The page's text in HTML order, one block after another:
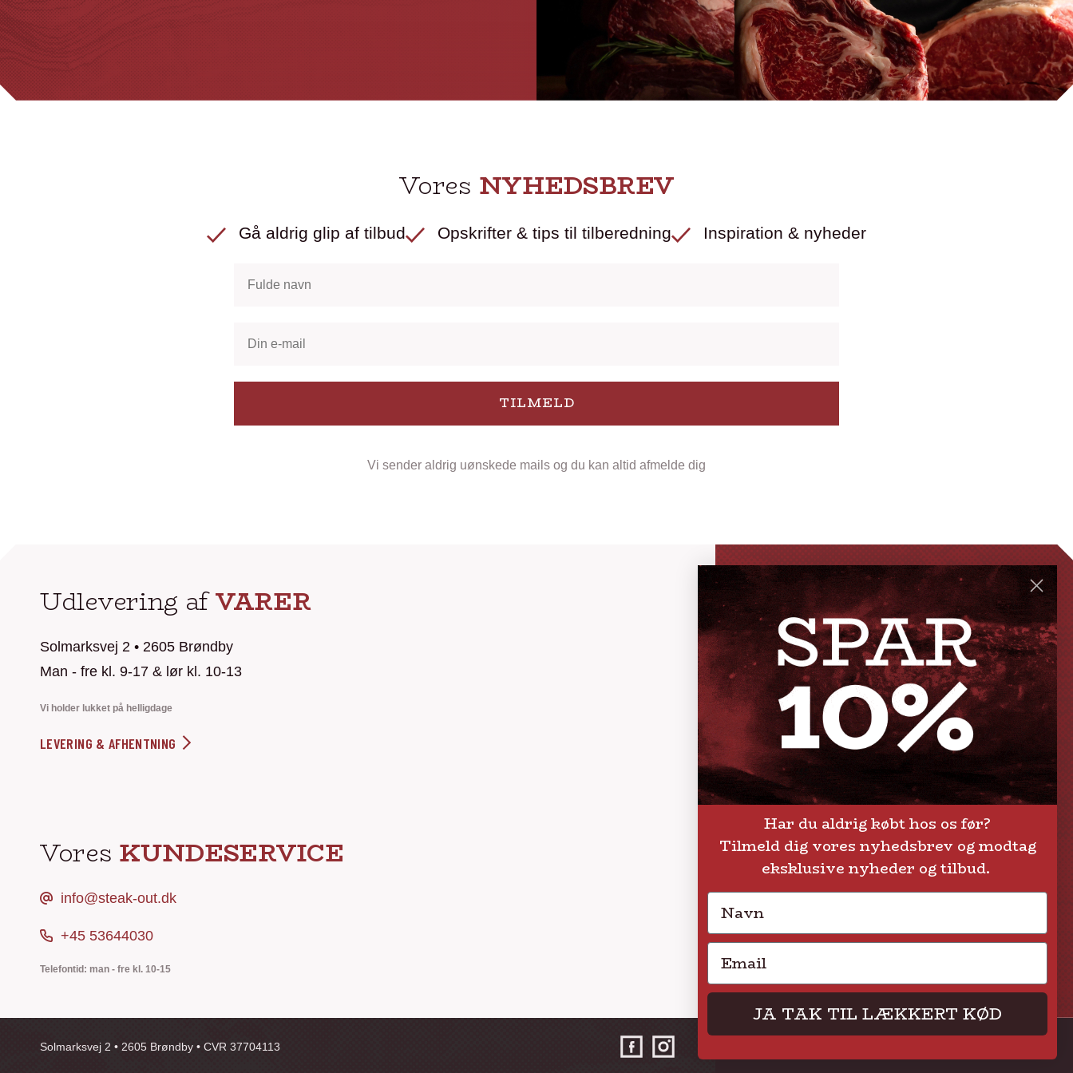
Vores NYHEDSBREV
Gå aldrig glip af tilbud Opskrifter & tips til tilberedning Inspiration & nyheder
TILMELD
Vi sender aldrig uønskede mails og du kan altid afmelde dig
Udlevering afVARER
Solmarksvej 2 • 2605 Brøndby
Man - fre kl. 9-17 & lør kl. 10-13
Vi holder lukket på helligdage
LEVERING & AFHENTNING
Vores KUNDESERVICE
info@steak-out.dk
+45 53644030
Telefontid: man - fre kl. 10-15
GENVEJE
Handelsbetingelser
FAQ
Levering eller afhentning
Om Steak-out.dk
Persondatapolitik
Solmarksvej 2 • 2605 Brøndby • CVR 37704113
Har du aldrig købt hos os før?
Tilmeld dig vores nyhedsbrev og modtag
eksklusive nyheder og tilbud.
Navn
Email
JA TAK TIL LÆKKERT KØD